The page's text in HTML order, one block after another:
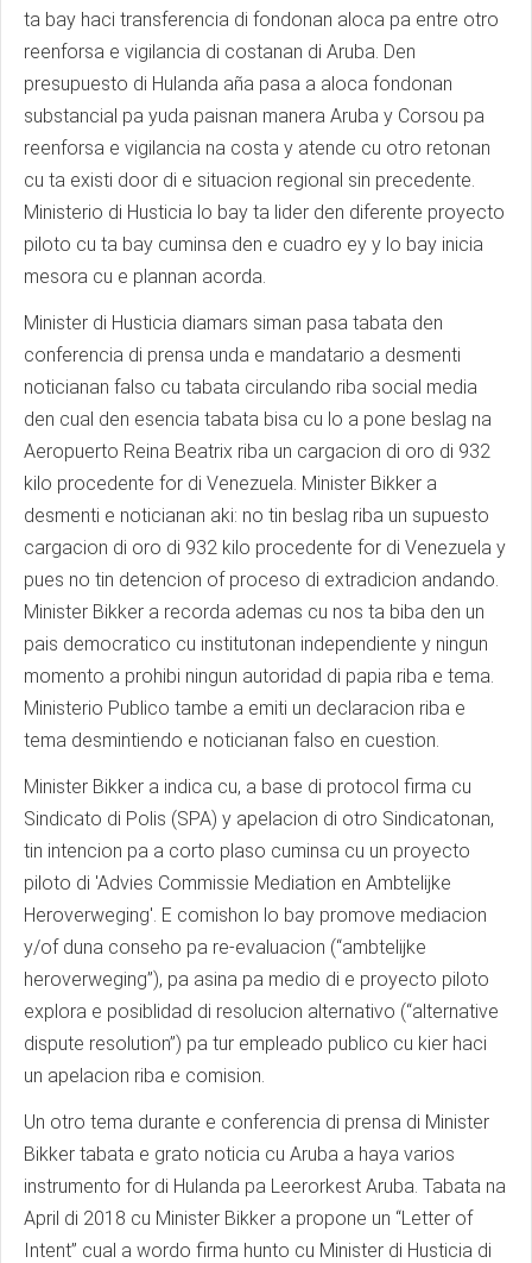
ta bay haci transferencia di fondonan aloca pa entre otro
reenforsa e vigilancia di costanan di Aruba. Den
presupuesto di Hulanda aña pasa a aloca fondonan
substancial pa yuda paisnan manera Aruba y Corsou pa
reenforsa e vigilancia na costa y atende cu otro retonan
cu ta existi door di e situacion regional sin precedente.
Ministerio di Husticia lo bay ta lider den diferente proyecto
piloto cu ta bay cuminsa den e cuadro ey y lo bay inicia
mesora cu e plannan acorda.
Minister di Husticia diamars siman pasa tabata den
conferencia di prensa unda e mandatario a desmenti
noticianan falso cu tabata circulando riba social media
den cual den esencia tabata bisa cu lo a pone beslag na
Aeropuerto Reina Beatrix riba un cargacion di oro di 932
kilo procedente for di Venezuela. Minister Bikker a
desmenti e noticianan aki: no tin beslag riba un supuesto
cargacion di oro di 932 kilo procedente for di Venezuela y
pues no tin detencion of proceso di extradicion andando.
Minister Bikker a recorda ademas cu nos ta biba den un
pais democratico cu institutonan independiente y ningun
momento a prohibi ningun autoridad di papia riba e tema.
Ministerio Publico tambe a emiti un declaracion riba e
tema desmintiendo e noticianan falso en cuestion.
Minister Bikker a indica cu, a base di protocol firma cu
Sindicato di Polis (SPA) y apelacion di otro Sindicatonan,
tin intencion pa a corto plaso cuminsa cu un proyecto
piloto di 'Advies Commissie Mediation en Ambtelijke
Heroverweging'. E comishon lo bay promove mediacion
y/of duna conseho pa re-evaluacion (“ambtelijke
heroverweging”), pa asina pa medio di e proyecto piloto
explora e posiblidad di resolucion alternativo (“alternative
dispute resolution”) pa tur empleado publico cu kier haci
un apelacion riba e comision.
Un otro tema durante e conferencia di prensa di Minister
Bikker tabata e grato noticia cu Aruba a haya varios
instrumento for di Hulanda pa Leerorkest Aruba. Tabata na
April di 2018 cu Minister Bikker a propone un “Letter of
Intent” cual a wordo firma hunto cu Minister di Husticia di